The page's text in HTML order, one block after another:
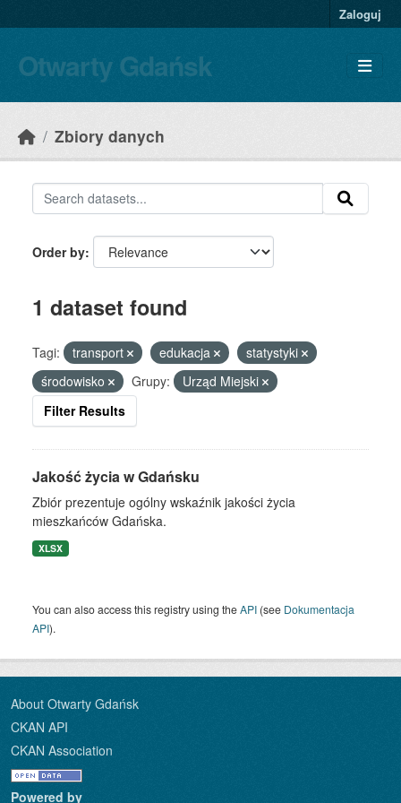
Zaloguj
Otwarty Gdańsk
Zbiory danych
Order by
1 dataset found
Tagi: transport edukacja
statystyki
środowisko
Grupy:
Urząd Miejski
Filter Results
Jakość życia w Gdańsku
Zbiór prezentuje ogólny wskaźnik jakości życia
mieszkańców Gdańska.
XLSX
You can also access this registry using theAPI (see Dokumentacja
API).
About Otwarty Gdańsk
CKAN API
CKAN Association
Powered by